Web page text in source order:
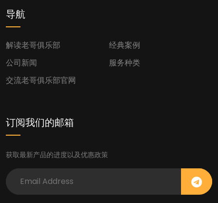
导航
解读老哥俱乐部
经典案例
公司新闻
服务种类
交流老哥俱乐部官网
订阅我们的邮箱
获取最新产品的进度以及优惠政策